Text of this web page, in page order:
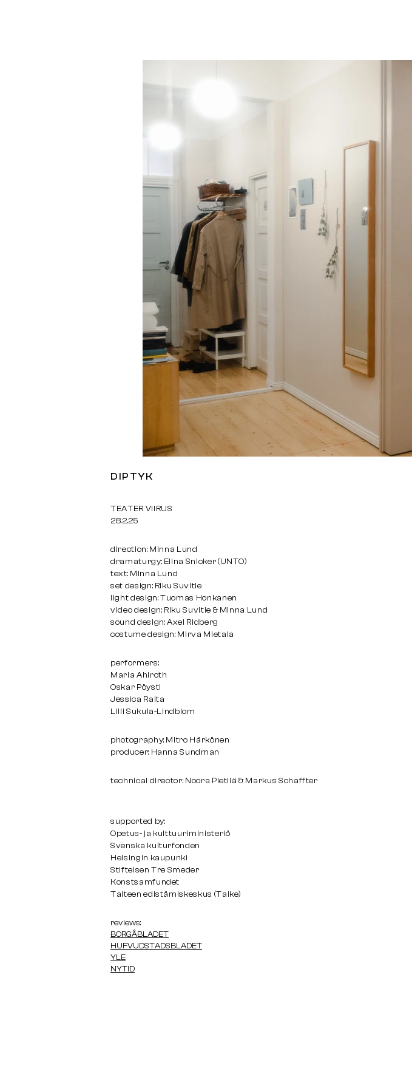
DIPTYK
TEATER VIIRUS
28.2.25
direction: Minna Lund
dramaturgy: Elina Snicker (UNTO)
text: Minna Lund
set design: Riku Suvitie
light design: Tuomas Honkanen
video design: Riku Suvitie & Minna Lund
sound design: Axel Ridberg
costume design: Mirva Mietala
performers:
Maria Ahlroth
Oskar Pöysti
Jessica Raita
Lilli Sukula-Lindblom
photography: Mitro Härkönen
producer: Hanna Sundman
technical director: Noora Pietilä & Markus Schaffter
supported by:
Opetus- ja kulttuuriministeriö
Svenska kulturfonden
Helsingin kaupunki
Stiftelsen Tre Smeder
Konstsamfundet
Taiteen edistämiskeskus (Taike)
reviews:
BORGÅBLADET
HUFVUDSTADSBLADET
YLE
NYTID